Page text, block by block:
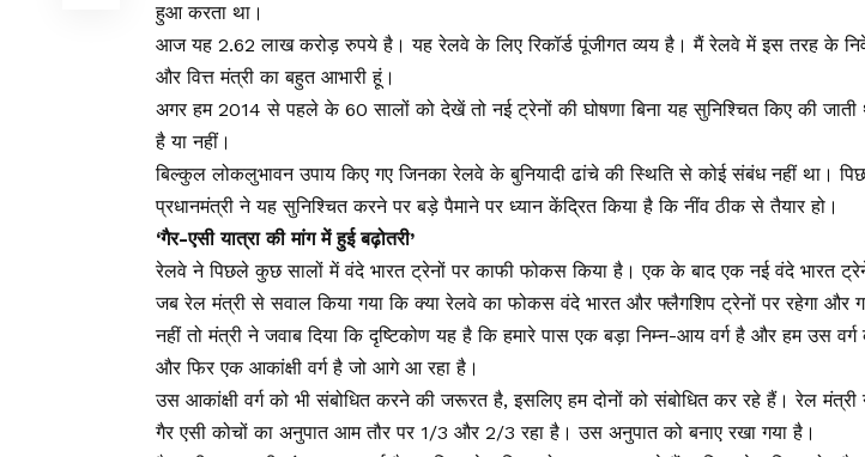
हुआ करता था।
आज यह 2.62 लाख करोड़ रुपये है। यह रेलवे के लिए रिकॉर्ड पूंजीगत व्यय है। मैं रेलवे में इस तरह के
और वित्त मंत्री का बहुत आभारी हूं।
अगर हम 2014 से पहले के 60 सालों को देखें तो नई ट्रेनों की घोषणा बिना यह सुनिश्चित किए की जाती
है या नहीं।
बिल्कुल लोकलुभावन उपाय किए गए जिनका रेलवे के बुनियादी ढांचे की स्थिति से कोई संबंध नहीं था।
प्रधानमंत्री ने यह सुनिश्चित करने पर बड़े पैमाने पर ध्यान केंद्रित किया है कि नींव ठीक से तैयार हो।
‘गैर-एसी यात्रा की मांग में हुई बढ़ोतरी’
रेलवे ने पिछले कुछ सालों में वंदे भारत ट्रेनों पर काफी फोकस किया है। एक के बाद एक नई वंदे भारत
जब रेल मंत्री से सवाल किया गया कि क्या रेलवे का फोकस वंदे भारत और फ्लैगशिप ट्रेनों पर रहेगा और
नहीं तो मंत्री ने जवाब दिया कि दृष्टिकोण यह है कि हमारे पास एक बड़ा निम्न-आय वर्ग है और हम उस
और फिर एक आकांक्षी वर्ग है जो आगे आ रहा है।
उस आकांक्षी वर्ग को भी संबोधित करने की जरूरत है, इसलिए हम दोनों को संबोधित कर रहे हैं। रेल
गैर एसी कोचों का अनुपात आम तौर पर 1/3 और 2/3 रहा है। उस अनुपात को बनाए रखा गया है।